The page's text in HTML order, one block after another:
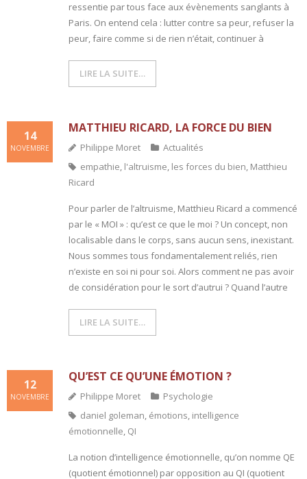
ressentie par tous face aux évènements sanglants à
Paris. On entend cela : lutter contre sa peur, refuser la
peur, faire comme si de rien n’était, continuer à
LIRE LA SUITE…
MATTHIEU RICARD, LA FORCE DU BIEN
14
NOVEMBRE Philippe Moret
Actualités
empathie, l'altruisme, les forces du bien, Matthieu
Ricard
Pour parler de l’altruisme, Matthieu Ricard a commencé
par le « MOI » : qu’est ce que le moi ? Un concept, non
localisable dans le corps, sans aucun sens, inexistant.
Nous sommes tous fondamentalement reliés, rien
n’existe en soi ni pour soi. Alors comment ne pas avoir
de considération pour le sort d’autrui ? Quand l’autre
LIRE LA SUITE…
QU’EST CE QU’UNE ÉMOTION ?
12
NOVEMBRE Philippe Moret
Psychologie
daniel goleman, émotions, intelligence
émotionnelle, QI
La notion d’intelligence émotionnelle, qu’on nomme QE
(quotient émotionnel) par opposition au QI (quotient